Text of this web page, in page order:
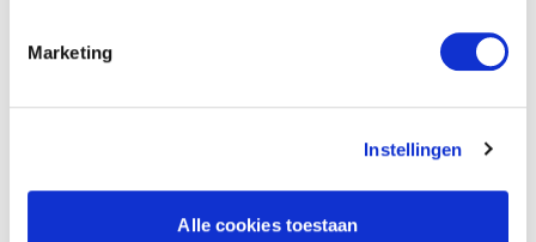
Marketing
Instellingen
Alle cookies toestaan